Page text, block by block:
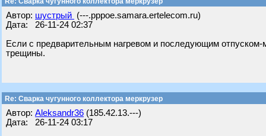
Автор: шустрый (---.pppoe.samara.ertelecom.ru)
Дата: 26-11-24 02:37
Если с предварительным нагревом и последующим
трещины.
Re: Сварка чугунного коллектора меркрузер
Автор: Aleksandr36 (185.42.13.---)
Дата: 26-11-24 03:17